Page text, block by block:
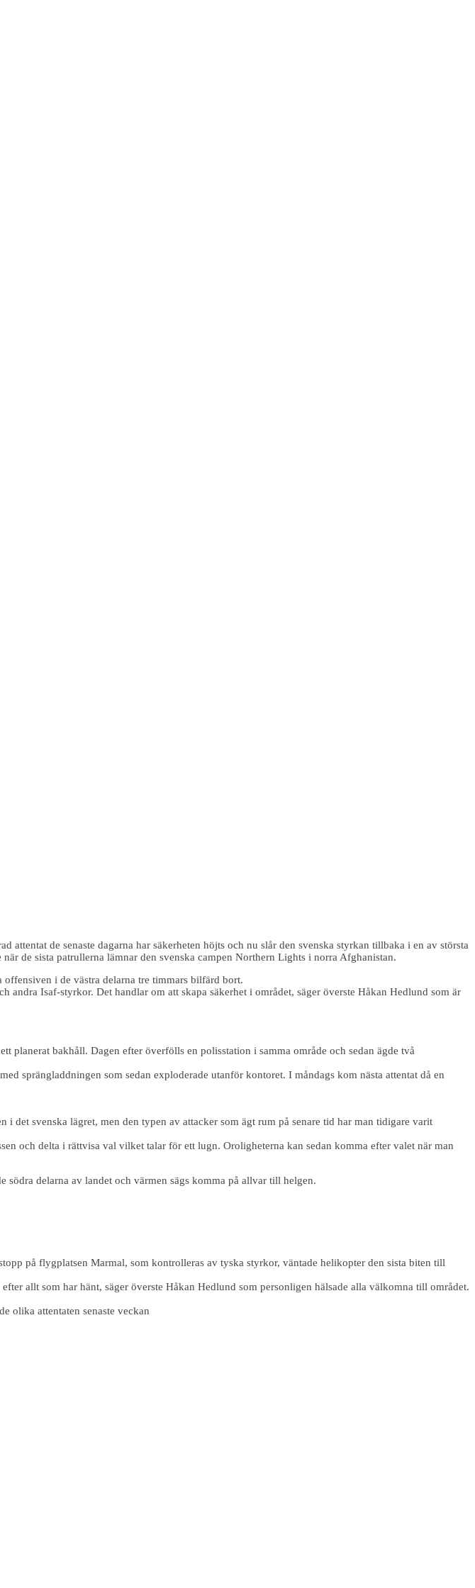
de senaste dagarna har säkerheten höjts och nu slår den svenska styrkan tillbaka i en av största
de sista patrullerna lämnar den svenska campen Northern Lights i norra Afghanistan.
i de västra delarna tre timmars bilfärd bort.
Isaf-styrkor. Det handlar om att skapa säkerhet i området, säger överste Håkan Hedlund som är
planerat bakhåll. Dagen efter överfölls en polisstation i samma område och sedan ägde två
sprängladdningen som sedan exploderade utanför kontoret. I måndags kom nästa attentat då en
det svenska lägret, men den typen av attacker som ägt rum på senare tid har man tidigare varit
och delta i rättvisa val vilket talar för ett lugn. Oroligheterna kan sedan komma efter valet när man
delarna av landet och värmen sägs komma på allvar till helgen.
på flygplatsen Marmal, som kontrolleras av tyska styrkor, väntade helikopter den sista biten till
allt som har hänt, säger överste Håkan Hedlund som personligen hälsade alla välkomna till området.
olika attentaten senaste veckan